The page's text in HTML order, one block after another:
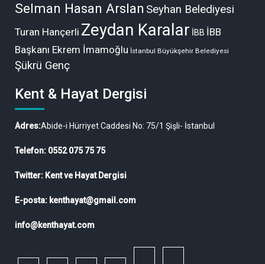
Selman Hasan Arslan Seyhan Belediyesi
Turan Hançerli Zeydan Karalar İBB İBB
Başkanı Ekrem İmamoğlu İstanbul Büyükşehir Belediyesi
Şükrü Genç
Kent & Hayat Dergisi
Adres:Abide-i Hürriyet Caddesi No: 75/1 Şişli- İstanbul
Telefon: 0552 075 75 75
Twitter: Kent ve Hayat Dergisi
E-posta: kenthayat@gmail.com
info@kenthayat.com